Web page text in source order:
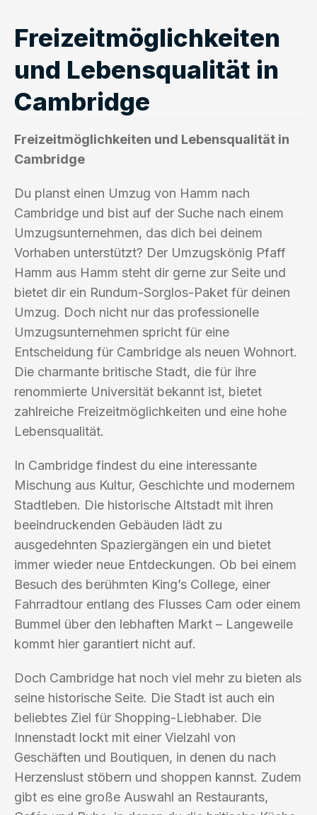
Freizeitmöglichkeiten
und Lebensqualität in
Cambridge
Freizeitmöglichkeiten und Lebensqualität in
Cambridge
Du planst einen Umzug von Hamm nach
Cambridge und bist auf der Suche nach einem
Umzugsunternehmen, das dich bei deinem
Vorhaben unterstützt? Der Umzugskönig Pfaff
Hamm aus Hamm steht dir gerne zur Seite und
bietet dir ein Rundum-Sorglos-Paket für deinen
Umzug. Doch nicht nur das professionelle
Umzugsunternehmen spricht für eine
Entscheidung für Cambridge als neuen Wohnort.
Die charmante britische Stadt, die für ihre
renommierte Universität bekannt ist, bietet
zahlreiche Freizeitmöglichkeiten und eine hohe
Lebensqualität.
In Cambridge findest du eine interessante
Mischung aus Kultur, Geschichte und modernem
Stadtleben. Die historische Altstadt mit ihren
beeindruckenden Gebäuden lädt zu
ausgedehnten Spaziergängen ein und bietet
immer wieder neue Entdeckungen. Ob bei einem
Besuch des berühmten King’s College, einer
Fahrradtour entlang des Flusses Cam oder einem
Bummel über den lebhaften Markt – Langeweile
kommt hier garantiert nicht auf.
Doch Cambridge hat noch viel mehr zu bieten als
seine historische Seite. Die Stadt ist auch ein
beliebtes Ziel für Shopping-Liebhaber. Die
Innenstadt lockt mit einer Vielzahl von
Geschäften und Boutiquen, in denen du nach
Herzenslust stöbern und shoppen kannst. Zudem
gibt es eine große Auswahl an Restaurants,